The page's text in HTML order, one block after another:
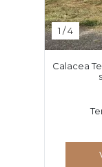
1 /4
Calacea